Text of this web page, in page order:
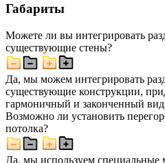
Габариты
Можете ли вы интегрировать
существующие стены?
Да, мы можем интегрировать
существующие конструкции,
гармоничный и законченный
Возможно ли установить
потолка?
Да, мы используем